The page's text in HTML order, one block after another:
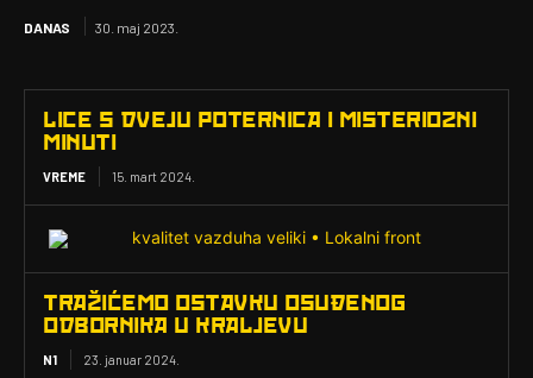
DANAS 30. maj 2023.
LICE S DVEJU POTERNICA I MISTERIOZNI
MINUTI
VREME 15. mart 2024.
TRAŽIĆEMO OSTAVKU OSUĐENOG
ODBORNIKA U KRALJEVU
N1 23. januar 2024.